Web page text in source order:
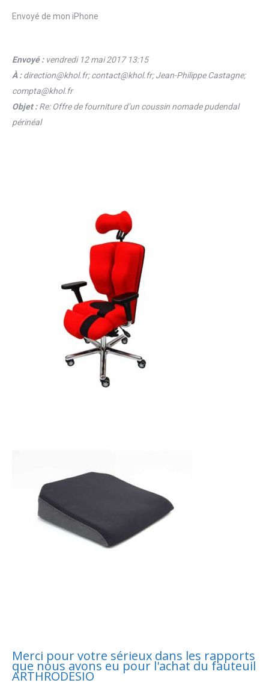
Envoyé de mon iPhone
Envoyé :vendredi 12 mai 2017 13:15
À :direction@khol.fr; contact@khol.fr; Jean-Philippe Castagne;
compta@khol.fr
Objet :Re: Offre de fourniture d’un coussin nomade pudendal
périnéal
Merci pour votre sérieux dans les rapports
que nous avons eu pour l'achat du fauteuil
ARTHRODESIO